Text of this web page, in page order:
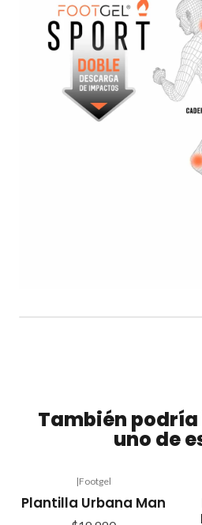
También
uno de
|Footgel
Plantilla Urbana Man